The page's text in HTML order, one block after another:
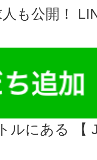
も公開！
ルにある 【